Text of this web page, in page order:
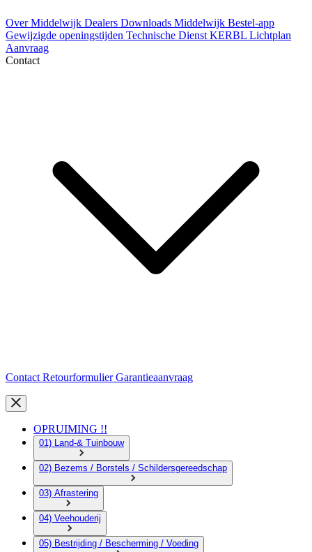
Over Middelwijk Dealers Downloads Middelwijk Bestel-app
Gewijzigde openingstijden Technische Dienst KERBL Lichtplan
Aanvraag
Contact
Contact RetourformulierGarantieaanvraag
OPRUIMING !!
01) Land-& Tuinbouw
02) Bezems / Borstels / Schildersgereedschap
03) Afrastering
04) Veehouderij
05) Bestrijding / Bescherming / Voeding